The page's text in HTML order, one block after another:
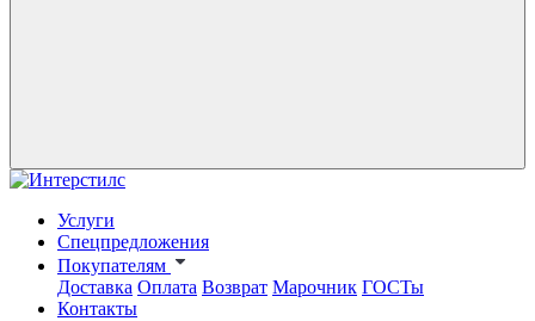
Услуги
Спецпредложения
Покупателям
Доставка Оплата Возврат Марочник ГОСТы
Контакты